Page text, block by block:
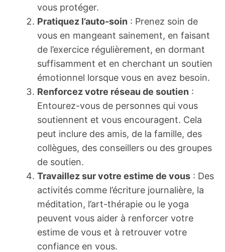
vous protéger.
Pratiquez l’auto-soin : Prenez soin de
vous en mangeant sainement, en faisant
de l’exercice régulièrement, en dormant
suffisamment et en cherchant un soutien
émotionnel lorsque vous en avez besoin.
Renforcez votre réseau de soutien :
Entourez-vous de personnes qui vous
soutiennent et vous encouragent. Cela
peut inclure des amis, de la famille, des
collègues, des conseillers ou des groupes
de soutien.
Travaillez sur votre estime de vous : Des
activités comme l’écriture journalière, la
méditation, l’art-thérapie ou le yoga
peuvent vous aider à renforcer votre
estime de vous et à retrouver votre
confiance en vous.